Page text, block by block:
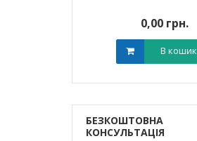
0,00 грн.
В кошик
БЕЗКОШТОВНА
КОНСУЛЬТАЦІЯ